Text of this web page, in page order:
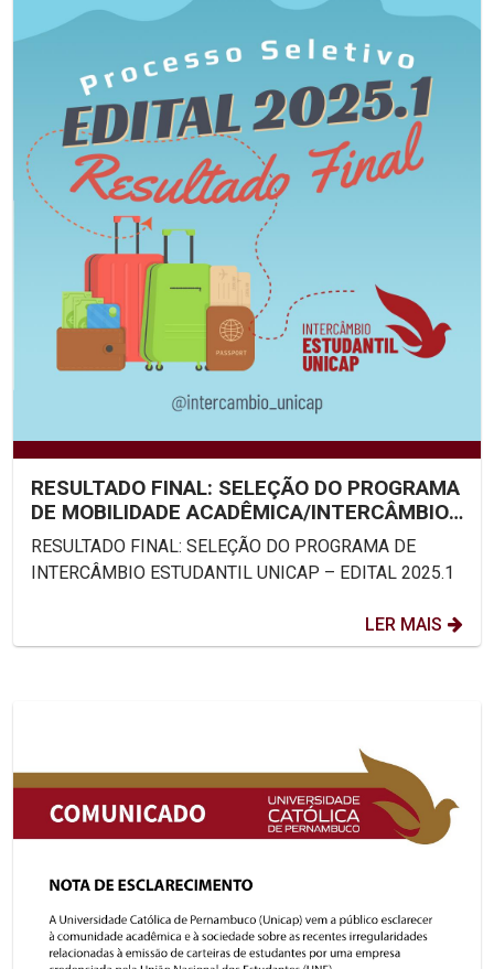
RESULTADO FINAL: SELEÇÃO DO PROGRAMA
DE MOBILIDADE ACADÊMICA/INTERCÂMBIO
ESTUDANTIL UNICAP –...
RESULTADO FINAL: SELEÇÃO DO PROGRAMA DE
INTERCÂMBIO ESTUDANTIL UNICAP – EDITAL 2025.1
LER MAIS